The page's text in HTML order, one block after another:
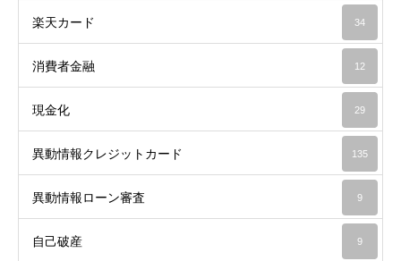
楽天カード 34
消費者金融 12
現金化 29
異動情報クレジットカード 135
異動情報ローン審査 9
自己破産 9